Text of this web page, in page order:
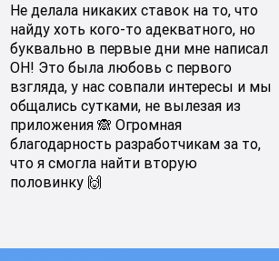
Не делала никаких ставок на то, что
найду хоть кого-то адекватного, но
буквально в первые дни мне написал
ОН! Это была любовь с первого
взгляда, у нас совпали интересы и мы
общались сутками, не вылезая из
приложения 🙈 Огромная
благодарность разработчикам за то,
что я смогла найти вторую
половинку 🙌